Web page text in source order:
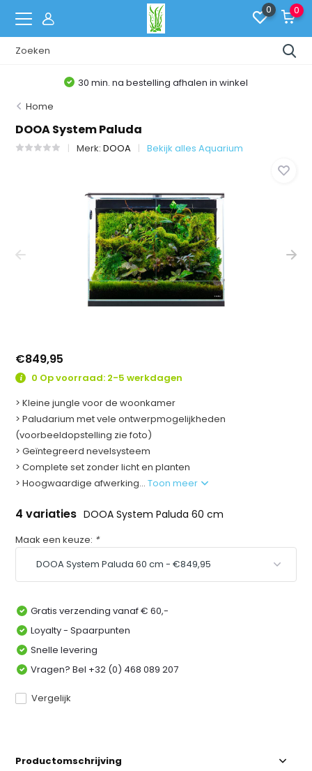
0 0
30 min. na bestelling afhalen in winkel
Home
DOOA System Paluda
Merk:DOOA Bekijk alles Aquarium
€849,95
0 Op voorraad: 2-5 werkdagen
> Kleine jungle voor de woonkamer
> Paludarium met vele ontwerpmogelijkheden
(voorbeeldopstelling zie foto)
> Geïntegreerd nevelsysteem
> Complete set zonder licht en planten
> Hoogwaardige afwerking...Toon meer
4 variaties DOOA System Paluda 60 cm
Maak een keuze: *
Gratis verzending vanaf € 60,-
Loyalty - Spaarpunten
Snelle levering
Vragen? Bel +32 (0) 468 089 207
Vergelijk
Productomschrijving